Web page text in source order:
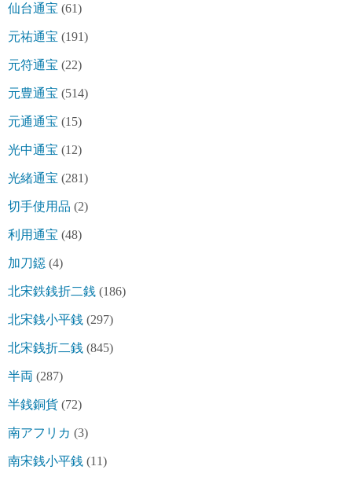
仙台通宝 (61)
元祐通宝 (191)
元符通宝 (22)
元豊通宝 (514)
元通通宝 (15)
光中通宝 (12)
光緒通宝 (281)
切手使用品 (2)
利用通宝 (48)
加刀鐚 (4)
北宋鉄銭折二銭 (186)
北宋銭小平銭 (297)
北宋銭折二銭 (845)
半両 (287)
半銭銅貨 (72)
南アフリカ (3)
南宋銭小平銭 (11)